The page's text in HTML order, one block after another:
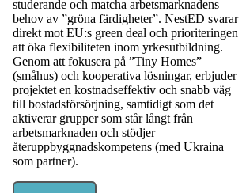
studerande och matcha arbetsmarknadens
behov av ”gröna färdigheter”. NestED svarar
direkt mot EU:s green deal och prioriteringen
att öka flexibiliteten inom yrkesutbildning.
Genom att fokusera på ”Tiny Homes”
(småhus) och kooperativa lösningar, erbjuder
projektet en kostnadseffektiv och snabb väg
till bostadsförsörjning, samtidigt som det
aktiverar grupper som står långt från
arbetsmarknaden och stödjer
återuppbyggnadskompetens (med Ukraina
som partner).